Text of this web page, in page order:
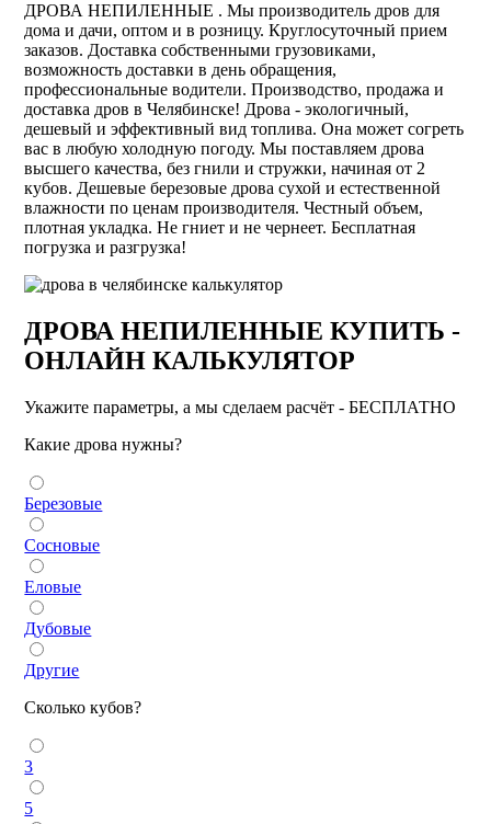
ДРОВА НЕПИЛЕННЫЕ . Мы производитель дров для
дома и дачи, оптом и в розницу. Круглосуточный прием
заказов. Доставка собственными грузовиками,
возможность доставки в день обращения,
профессиональные водители. Производство, продажа и
доставка дров в Челябинске! Дрова - экологичный,
дешевый и эффективный вид топлива. Она может согреть
вас в любую холодную погоду. Мы поставляем дрова
высшего качества, без гнили и стружки, начиная от 2
кубов. Дешевые березовые дрова сухой и естественной
влажности по ценам производителя. Честный объем,
плотная укладка. Не гниет и не чернеет. Бесплатная
погрузка и разгрузка!
ДРОВА НЕПИЛЕННЫЕ КУПИТЬ -
ОНЛАЙН КАЛЬКУЛЯТОР
Укажите параметры, а мы сделаем расчёт - БЕСПЛАТНО
Какие дрова нужны?
Березовые
Сосновые
Еловые
Дубовые
Другие
Сколько кубов?
3
5